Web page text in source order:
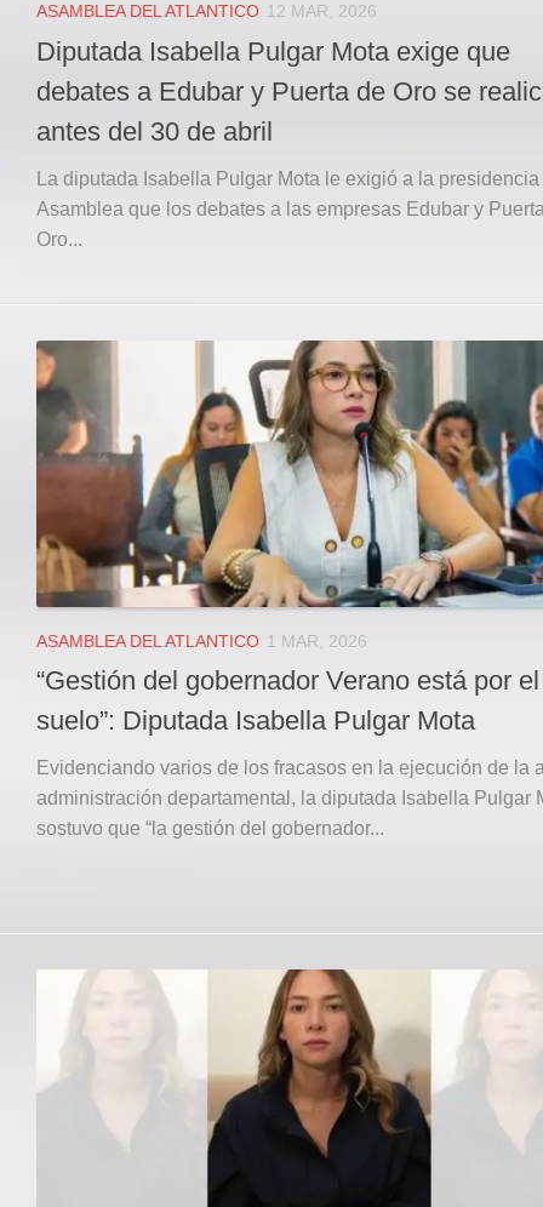
ASAMBLEA DEL ATLANTICO 12 MAR, 2026
Diputada Isabella Pulgar Mota exige que
debates a Edubar y Puerta de Oro se
antes del 30 de abril
La diputada Isabella Pulgar Mota le exigió a la
Asamblea que los debates a las empresas Edubar y
Oro...
ASAMBLEA DEL ATLANTICO 1 MAR, 2026
“Gestión del gobernador Verano está por el
suelo”: Diputada Isabella Pulgar Mota
Evidenciando varios de los fracasos en la ejecución de la
administración departamental, la diputada Isabella Pulgar
sostuvo que “la gestión del gobernador...